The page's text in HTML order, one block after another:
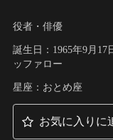
役者・俳優
誕生日：1965年9月17
ッファロー
星座：おとめ座
お気に入りに